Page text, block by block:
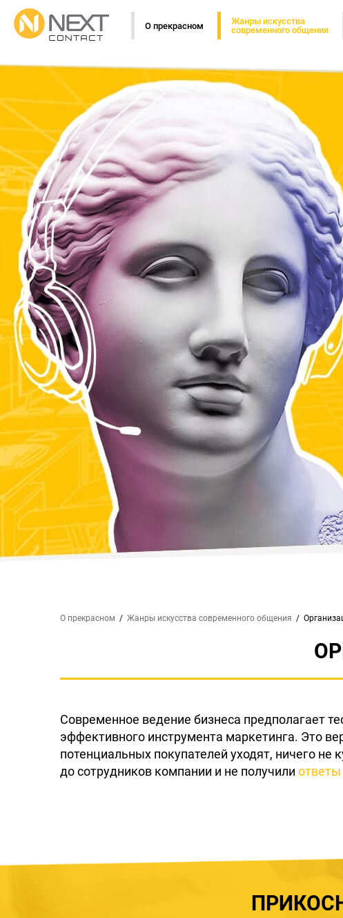
О прекрасном
Жанры искусства
современного общения
О прекрасном Жанры искусства современного общения
Современное ведение бизнеса предполагает
эффективного инструмента маркетинга. Это
потенциальных покупателей уходят, ничего
до сотрудников компании и не получили